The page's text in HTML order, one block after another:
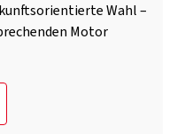
Wahl –
Motor